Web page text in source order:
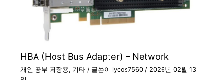
HBA (Host Bus Adapter) – Network
개인 공부 저장용, 기타/ 글쓴이 lycos7560 / 2026년 02월 13